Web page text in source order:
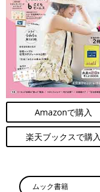
Amazonで購入
楽天ブックスで購入
ムック書籍